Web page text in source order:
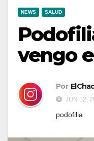
NEWS SALUD
vengo
Por
JUN 12,
podofilia